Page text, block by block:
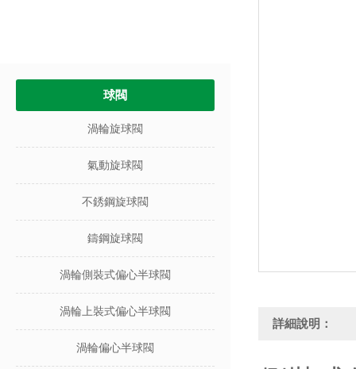
球閥
渦輪旋球閥
氣動旋球閥
不銹鋼旋球閥
鑄鋼旋球閥
渦輪側裝式偏心半球閥
渦輪上裝式偏心半球閥
渦輪偏心半球閥
詳細說明：